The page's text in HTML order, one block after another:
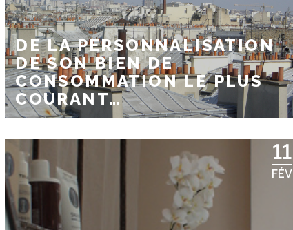
DE LA PERSONNALISATION
DE SON BIEN DE
CONSOMMATION LE PLUS
COURANT…
11
FÉV